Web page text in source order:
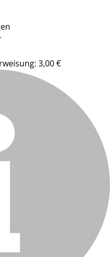
3,00 €